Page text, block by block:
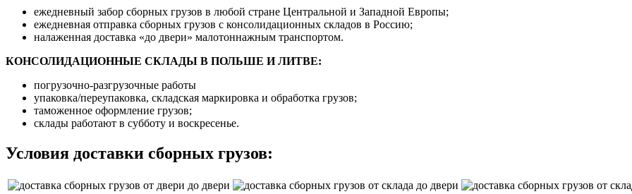
ежедневный забор сборных грузов в любой стране Центральной и Западной Европы;
ежедневная отправка сборных грузов с консолидационных складов в Россию;
налаженная доставка «до двери» малотоннажным транспортом.
КОНСОЛИДАЦИОННЫЕ СКЛАДЫ В ПОЛЬШЕ И ЛИТВЕ:
погрузочно-разгрузочные работы
упаковка/переупаковка, складская маркировка и обработка грузов;
таможенное оформление грузов;
склады работают в субботу и воскресенье.
Условия доставки сборных грузов: